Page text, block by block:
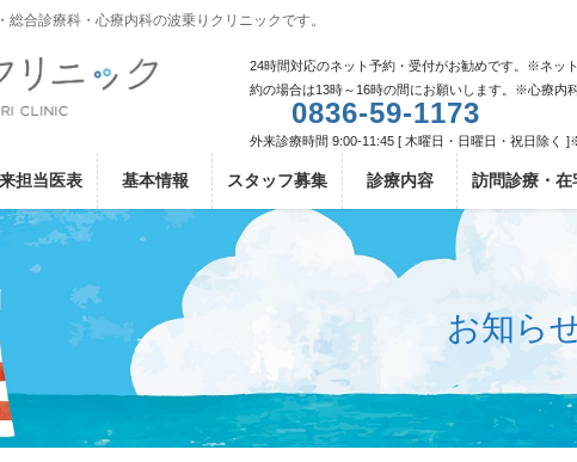
総合診療科・心療内科の波乗りクリニックです。
24時間対応のネット予約・受付がお勧めです。※ネッ
約の場合は13時～16時の間にお願いします。※心療内
0836-59-1173
外来診療時間 9:00-11:45 [ 木曜日・日曜日・祝日除く
担当医表 基本情報 スタッフ募集 診療内容 訪問診療・在
お知ら